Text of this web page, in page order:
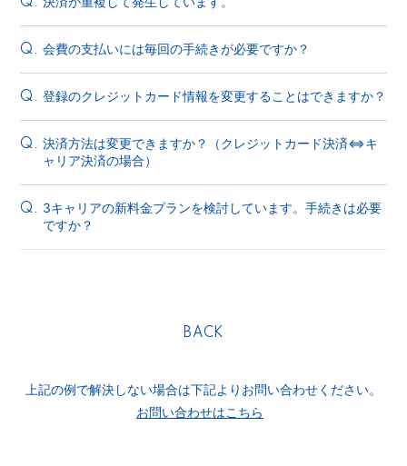
Q. 会費の支払いには毎回の手続きが必要ですか？
Q. 登録のクレジットカード情報を変更することはできますか？
Q. 決済方法は変更できますか？（クレジットカード決済⇔キ
ャリア決済の場合）
Q. 3キャリアの新料金プランを検討しています。手続きは必要
ですか？
BACK
上記の例で解決しない場合は下記よりお問い合わせください。
お問い合わせはこちら